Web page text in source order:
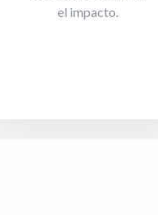
el impacto.